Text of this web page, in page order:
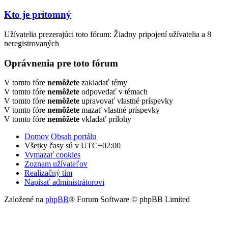
Kto je prítomný
Užívatelia prezerajúci toto fórum: Žiadny pripojení užívatelia a 8
neregistrovaných
Oprávnenia pre toto fórum
V tomto fóre nemôžete zakladať témy
V tomto fóre nemôžete odpovedať v témach
V tomto fóre nemôžete upravovať vlastné príspevky
V tomto fóre nemôžete mazať vlastné príspevky
V tomto fóre nemôžete vkladať prílohy
Domov Obsah portálu
Všetky časy sú v UTC+02:00
Vymazať cookies
Zoznam užívateľov
Realizačný tím
Napísať administrátorovi
Založené na phpBB® Forum Software © phpBB Limited